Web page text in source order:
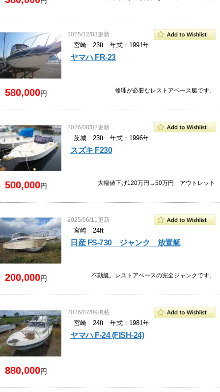
2025/12/03更新
宮崎 23ft 年式：1991年
ヤマハ FR-23
580,000円 修理が必要なレストアベース艇です。
2026/08/02更新
茨城 23ft 年式：1996年
スズキ F230
500,000円 大幅値下げ120万円→50万円 アウトレット
2025/06/11更新
宮崎 24ft
日産 FS-730 ジャンク 放置艇
200,000円 不動艇。レストアベースの完全ジャンクです。
2026/07/09掲載
宮崎 24ft 年式：1981年
ヤマハ F-24 (FISH-24)
880,000円